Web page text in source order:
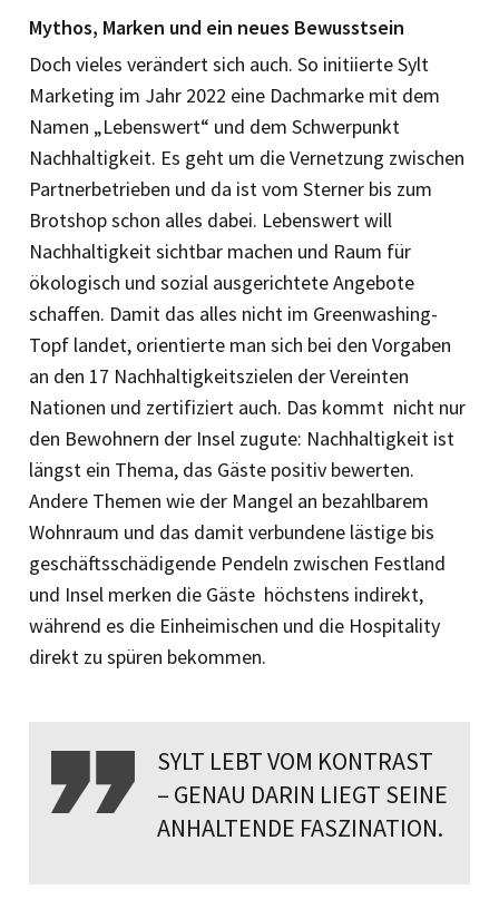
Mythos, Marken und ein neues Bewusstsein
Doch vieles verändert sich auch. So ini­tiierte Sylt
Marketing im Jahr 2022 eine Dachmarke mit dem
Namen „Lebenswert“ und dem Schwerpunkt
Nachhaltigkeit. Es geht um die Vernetzung zwischen
Partnerbetrieben und da ist vom Sterner bis zum
Brotshop schon alles dabei. Lebenswert will
Nachhaltigkeit sichtbar machen und Raum für
ökologisch und sozial ausgerichtete Angebote
schaffen. Damit das alles nicht im Greenwashing-
Topf landet, orientierte man sich bei den Vorgaben
an den 17 Nachhaltigkeitszielen der Vereinten
Nationen und zertifiziert auch. Das kommt nicht nur
den Bewohnern der Insel zugute: Nachhaltigkeit ist
längst ein Thema, das Gäste positiv bewerten.
Andere Themen wie der Mangel an bezahlbarem
Wohnraum und das damit verbundene lästige bis
geschäftsschädigende Pendeln zwischen Festland
und Insel merken die Gäste höchstens indirekt,
während es die Einheimischen und die Hospitality
direkt zu spüren bekommen.
SYLT LEBT VOM KONTRAST
– GENAU DARIN LIEGT SEINE
ANHALTENDE FASZINATION.